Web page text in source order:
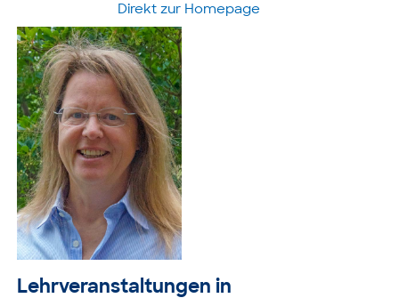
Direkt zur Homepage
Lehrveranstaltungen in